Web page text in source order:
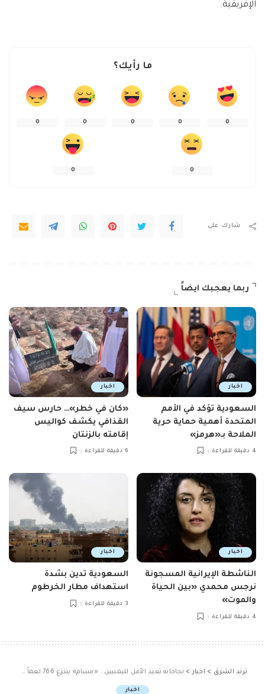
الإفريقية.
ما رأيك؟
0
0
0
0
0
0
0
شارك على
ربما يعجبك ايضاً
اخبار
السعودية تؤكد في الأمم
المتحدة أهمية حماية حرية
الملاحة بـ«هرمز»
4 دقيقة للقراءة
اخبار
«كان في خطر»… حارس سيف
القذافي يكشف كواليس
إقامته بالزنتان
6 دقيقة للقراءة
اخبار
الناشطة الإيرانية المسجونة
نرجس محمدي «بين الحياة
والموت»
4 دقيقة للقراءة
اخبار
السعودية تدين بشدة
استهداف مطار الخرطوم
3 دقيقة للقراءة
ترند الشرق > اخبار > نجاحاته تعيد الأمل لليمنيين.. «مسام» ينتزع 766 لغماً في أسبوع
اخبار